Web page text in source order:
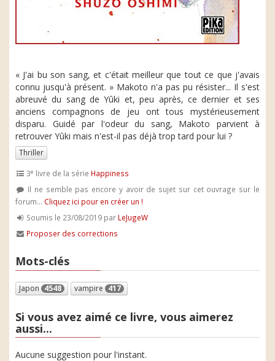
« J'ai bu son sang, et c'était meilleur que tout ce que j'avais
connu jusqu'à présent. » Makoto n'a pas pu résister... Il s'est
abreuvé du sang de Yûki et, peu après, ce dernier et ses
anciens compagnons de jeu ont tous mystérieusement
disparu. Guidé par l'odeur du sang, Makoto parvient à
retrouver Yûki mais n'est-il pas déjà trop tard pour lui ?
Thriller
3e livre de la série Happiness
Il ne semble pas encore y avoir de sujet sur cet ouvrage sur le
forum... Cliquez ici pour en créer un !
Soumis le 23/08/2019 par LeJugeW
Proposer des corrections
Mots-clés
Japon 4548 vampire 417
Si vous avez aimé ce livre, vous aimerez
aussi...
Aucune suggestion pour l'instant.